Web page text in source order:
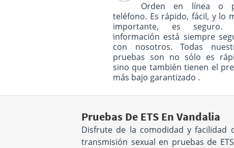
Orden en línea o
teléfono. Es rápido, fácil, y lo
importante, es seguro.
información está siempre
con nosotros. Todas
pruebas son no sólo es
sino que también tienen el
más bajo garantizado .
Pruebas De ETS En Vandalia
Disfrute de la comodidad y facilidad
transmisión sexual en pruebas de